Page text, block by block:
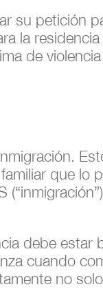
su petición
la
de
que lo
debe estar
cuando
no